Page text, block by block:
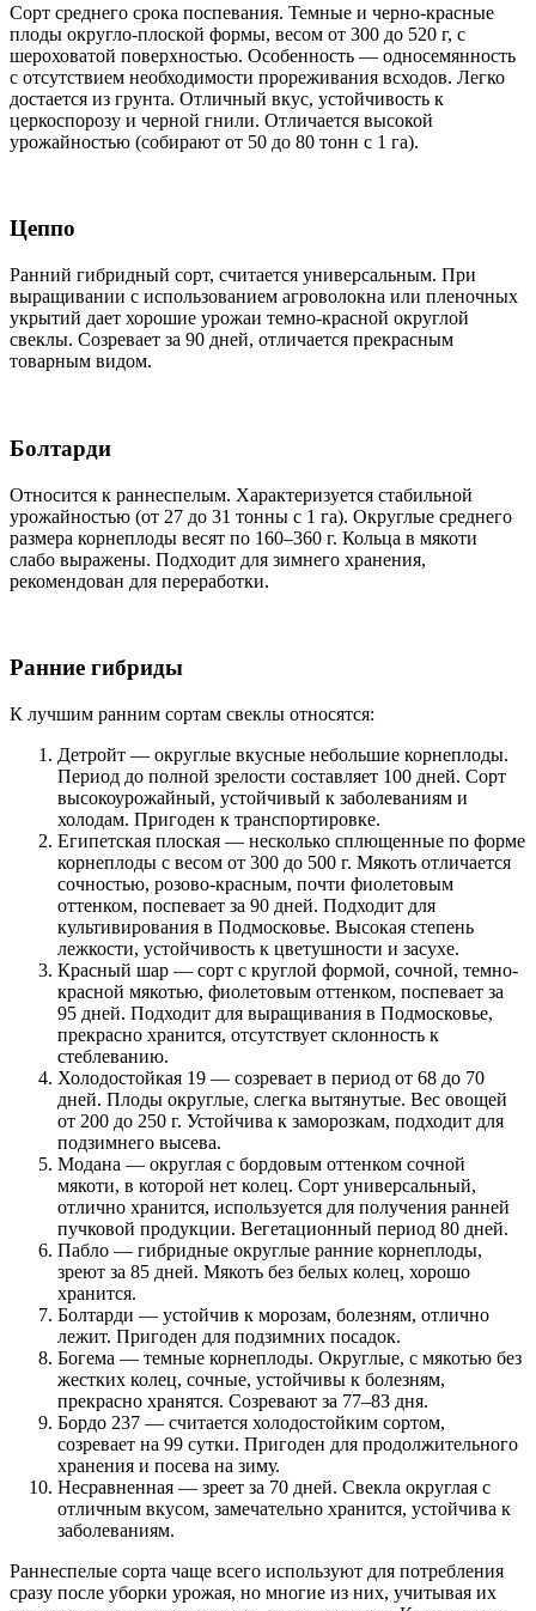
Сорт среднего срока поспевания. Темные и черно-красные
плоды округло-плоской формы, весом от 300 до 520 г, с
шероховатой поверхностью. Особенность — односемянность
с отсутствием необходимости прореживания всходов. Легко
достается из грунта. Отличный вкус, устойчивость к
церкоспорозу и черной гнили. Отличается высокой
урожайностью (собирают от 50 до 80 тонн с 1 га).
Цеппо
Ранний гибридный сорт, считается универсальным. При
выращивании с использованием агроволокна или пленочных
укрытий дает хорошие урожаи темно-красной округлой
свеклы. Созревает за 90 дней, отличается прекрасным
товарным видом.
Болтарди
Относится к раннеспелым. Характеризуется стабильной
урожайностью (от 27 до 31 тонны с 1 га). Округлые среднего
размера корнеплоды весят по 160–360 г. Кольца в мякоти
слабо выражены. Подходит для зимнего хранения,
рекомендован для переработки.
Ранние гибриды
К лучшим ранним сортам свеклы относятся:
Детройт — округлые вкусные небольшие корнеплоды.
Период до полной зрелости составляет 100 дней. Сорт
высокоурожайный, устойчивый к заболеваниям и
холодам. Пригоден к транспортировке.
Египетская плоская — несколько сплющенные по форме
корнеплоды с весом от 300 до 500 г. Мякоть отличается
сочностью, розово-красным, почти фиолетовым
оттенком, поспевает за 90 дней. Подходит для
культивирования в Подмосковье. Высокая степень
лежкости, устойчивость к цветушности и засухе.
Красный шар — сорт с круглой формой, сочной, темно-
красной мякотью, фиолетовым оттенком, поспевает за
95 дней. Подходит для выращивания в Подмосковье,
прекрасно хранится, отсутствует склонность к
стеблеванию.
Холодостойкая 19 — созревает в период от 68 до 70
дней. Плоды округлые, слегка вытянутые. Вес овощей
от 200 до 250 г. Устойчива к заморозкам, подходит для
подзимнего высева.
Модана — округлая с бордовым оттенком сочной
мякоти, в которой нет колец. Сорт универсальный,
отлично хранится, используется для получения ранней
пучковой продукции. Вегетационный период 80 дней.
Пабло — гибридные округлые ранние корнеплоды,
зреют за 85 дней. Мякоть без белых колец, хорошо
хранится.
Болтарди — устойчив к морозам, болезням, отлично
лежит. Пригоден для подзимних посадок.
Богема — темные корнеплоды. Округлые, с мякотью без
жестких колец, сочные, устойчивы к болезням,
прекрасно хранятся. Созревают за 77–83 дня.
Бордо 237 — считается холодостойким сортом,
созревает на 99 сутки. Пригоден для продолжительного
хранения и посева на зиму.
Несравненная — зреет за 70 дней. Свекла округлая с
отличным вкусом, замечательно хранится, устойчива к
заболеваниям.
Раннеспелые сорта чаще всего используют для потребления
сразу после уборки урожая, но многие из них, учитывая их